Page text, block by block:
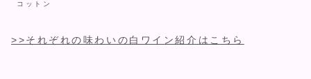
コットン
>>それぞれの味わいの白ワイン紹介はこちら